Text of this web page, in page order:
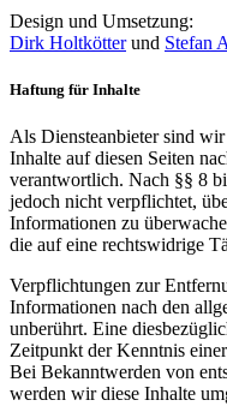
Design und Umsetzung:
Dirk Holtkötterund Stefan
Haftung für Inhalte
Als Diensteanbieter sind
Inhalte auf diesen Seiten
verantwortlich. Nach §§ 8
jedoch nicht verpflichtet,
Informationen zu
die auf eine rechtswidrige
Verpflichtungen zur
Informationen nach den
unberührt. Eine
Zeitpunkt der Kenntnis
Bei Bekanntwerden von
werden wir diese Inhalte